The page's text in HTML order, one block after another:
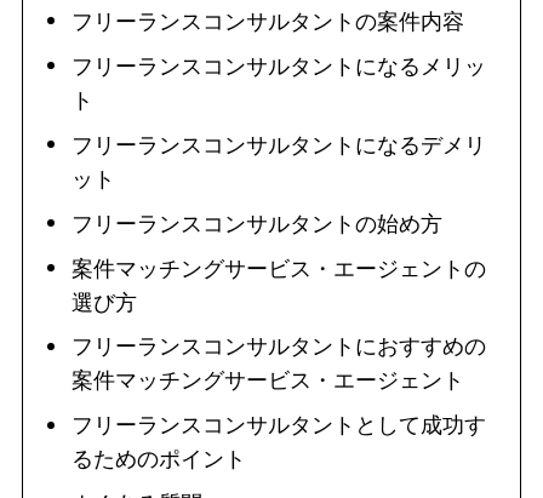
フリーランスコンサルタントの案件内容
フリーランスコンサルタントになるメリッ
ト
フリーランスコンサルタントになるデメリ
ット
フリーランスコンサルタントの始め方
案件マッチングサービス・エージェントの
選び方
フリーランスコンサルタントにおすすめの
案件マッチングサービス・エージェント
フリーランスコンサルタントとして成功す
るためのポイント